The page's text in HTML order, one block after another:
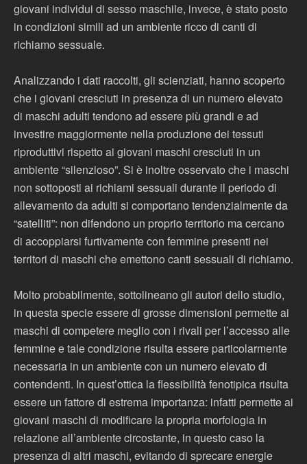
giovani individui di sesso maschile, invece, è stato posto
in condizioni simili ad un ambiente ricco di canti di
richiamo sessuale.
Analizzando i dati raccolti, gli scienziati, hanno scoperto
che i giovani cresciuti in presenza di un numero elevato
di maschi adulti tendono ad essere più grandi e ad
investire maggiormente nella produzione dei tessuti
riproduttivi rispetto ai giovani maschi cresciuti in un
ambiente “silenzioso”. Si è inoltre osservato che i maschi
non sottoposti ai richiami sessuali durante il periodo di
allevamento da adulti si comportano tendenzialmente da
“satelliti”: non difendono un proprio territorio ma cercano
di accoppiarsi furtivamente con femmine presenti nei
territori di maschi che emettono canti sessuali di richiamo.
Molto probabilmente, sottolineano gli autori dello studio,
in questa specie essere di grosse dimensioni permette ai
maschi di competere meglio con i rivali per l’accesso alle
femmine e tale condizione risulta essere particolarmente
necessaria in un ambiente con un numero elevato di
contendenti. In quest’ottica la flessibilità fenotipica risulta
essere un fattore di estrema importanza: infatti permette ai
giovani maschi di modificare la propria morfologia in
relazione all’ambiente circostante, in questo caso la
presenza di altri maschi, evitando di sprecare energie